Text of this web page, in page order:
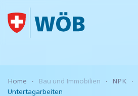
Skip to main content
Home Bau und Immobilien NPK
Untertagarbeiten